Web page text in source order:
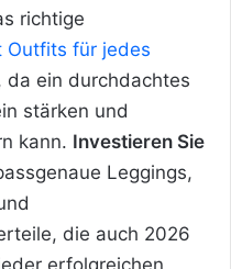
richtige
Outfits für jedes
da ein durchdachtes
stärken und
kann. Investieren Sie
Leggings,
die auch 2026
erfolgreichen